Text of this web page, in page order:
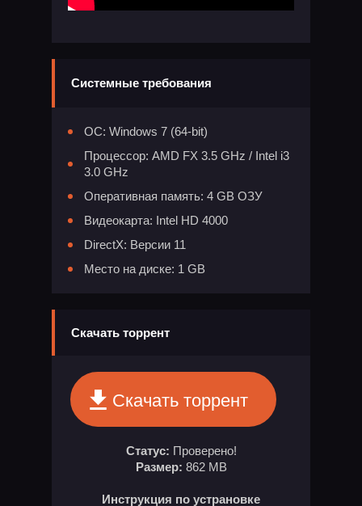
Системные требования
ОС: Windows 7 (64-bit)
Процессор: AMD FX 3.5 GHz / Intel i3
3.0 GHz
Оперативная память: 4 GB ОЗУ
Видеокарта: Intel HD 4000
DirectX: Версии 11
Место на диске: 1 GB
Скачать торрент
Скачать торрент
Статус: Проверено!
Размер: 862 MB
Инструкция по устрановке